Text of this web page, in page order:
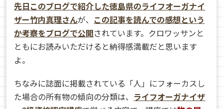
先日このブログで紹介した徳島県のライフオーガナイ
ザー竹内真理さんが、 この記事を読んでの感想という
か考察をブログで公開されています。クロワッサンと
ともにお読みいただけると納得感満載だと思います
よ。
ちなみに誌面に掲載されている「人」にフォーカスし
た場合の所有物の傾向の分類は、 ライフオーガナイザ